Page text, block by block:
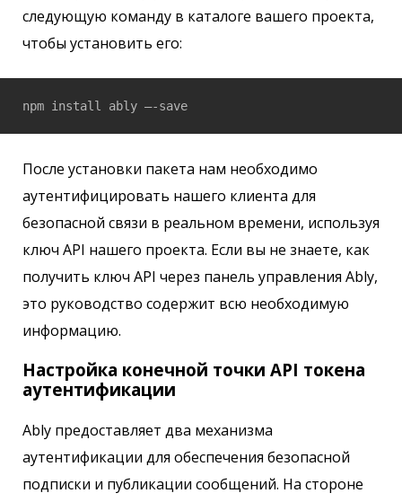
следующую команду в каталоге вашего проекта,
чтобы установить его:
npm install ably –-save
После установки пакета нам необходимо
аутентифицировать нашего клиента для
безопасной связи в реальном времени, используя
ключ API нашего проекта. Если вы не знаете, как
получить ключ API через панель управления Ably,
это руководство содержит всю необходимую
информацию.
Настройка конечной точки API токена
аутентификации
Ably предоставляет два механизма
аутентификации для обеспечения безопасной
подписки и публикации сообщений. На стороне